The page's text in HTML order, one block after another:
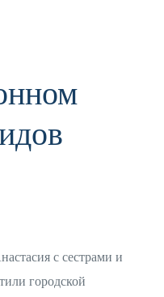
с сестрами и
городской